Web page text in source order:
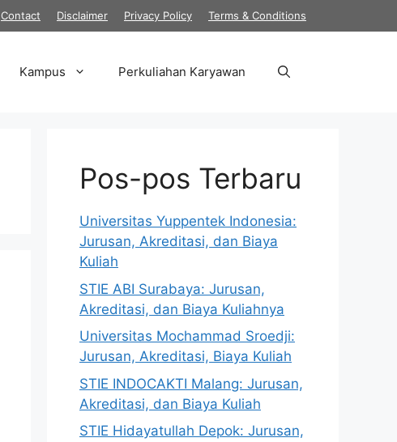
Contact Disclaimer Privacy Policy Terms & Conditions
Kampus Perkuliahan Karyawan
Pos-pos Terbaru
Universitas Yuppentek Indonesia:
Jurusan, Akreditasi, dan Biaya
Kuliah
STIE ABI Surabaya: Jurusan,
Akreditasi, dan Biaya Kuliahnya
Universitas Mochammad Sroedji:
Jurusan, Akreditasi, Biaya Kuliah
STIE INDOCAKTI Malang: Jurusan,
Akreditasi, dan Biaya Kuliah
STIE Hidayatullah Depok: Jurusan,